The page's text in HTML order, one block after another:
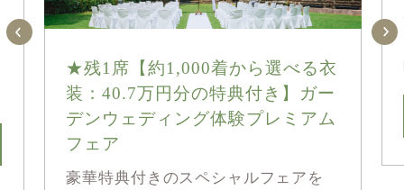
★残1席【約1,000着から選べる衣
装：40.7万円分の特典付き】ガー
デンウェディング体験プレミアム
フェア
豪華特典付きのスペシャルフェアを